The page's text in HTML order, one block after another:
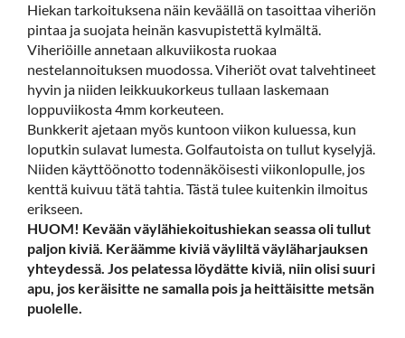
Hiekan tarkoituksena näin keväällä on tasoittaa viheriön
pintaa ja suojata heinän kasvupistettä kylmältä.
Viheriöille annetaan alkuviikosta ruokaa
nestelannoituksen muodossa. Viheriöt ovat talvehtineet
hyvin ja niiden leikkuukorkeus tullaan laskemaan
loppuviikosta 4mm korkeuteen.
Bunkkerit ajetaan myös kuntoon viikon kuluessa, kun
loputkin sulavat lumesta. Golfautoista on tullut kyselyjä.
Niiden käyttöönotto todennäköisesti viikonlopulle, jos
kenttä kuivuu tätä tahtia. Tästä tulee kuitenkin ilmoitus
erikseen.
HUOM! Kevään väylähiekoitushiekan seassa oli tullut
paljon kiviä. Keräämme kiviä väyliltä väyläharjauksen
yhteydessä. Jos pelatessa löydätte kiviä, niin olisi suuri
apu, jos keräisitte ne samalla pois ja heittäisitte metsän
puolelle.